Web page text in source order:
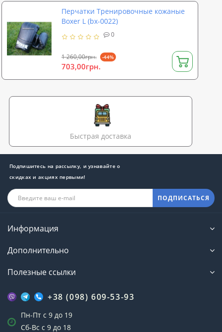
Перчатки Тренировочные кожаные
Boxer L (bx-0022)
0
1 260,00грн. -44%
703,00грн.
Быстрая доставка
Подпишитесь на рассылку, и узнавайте о
скидках и акциях первыми!
ПОДПИСАТЬСЯ
Информация
Дополнительно
Полезные ссылки
+38 (098) 609-53-93
Пн-Пт с 9 до 19
Сб-Вс с 9 до 18